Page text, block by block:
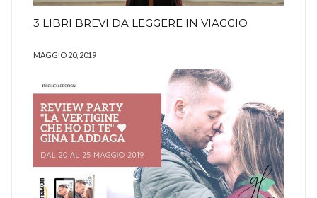
3 LIBRI BREVI DA LEGGERE IN VIAGGIO
MAGGIO 20, 2019